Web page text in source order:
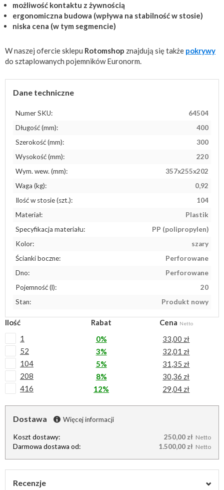
możliwość kontaktu z żywnością
ergonomiczna budowa (wpływa na stabilność w stosie)
niska cena (w tym segmencie)
W naszej ofercie sklepu Rotomshop znajdują się także pokrywy
do sztaplowanych pojemników Euronorm.
Dane techniczne
Numer SKU:
64504
Długość (mm):
400
Szerokość (mm):
300
Wysokość (mm):
220
Wym. wew. (mm):
357x255x202
Waga (kg):
0,92
Ilość w stosie (szt.):
104
Materiał:
Plastik
Specyfikacja materiału:
PP (polipropylen)
Kolor:
szary
Ścianki boczne:
Perforowane
Dno:
Perforowane
Pojemność (l):
20
Stan:
Produkt nowy
Ilość Rabat Cena Netto
1 0%
33,00 zł
52
3%
32,01 zł
104
5%
31,35 zł
208
8%
30,36 zł
416
12% 29,04 zł
Dostawa Więcej informacji
Koszt dostawy: 250,00 zł Netto
Darmowa dostawa od: 1.500,00 zł Netto
Recenzje